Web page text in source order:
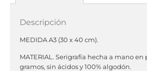
Descripción
MEDIDA A3 (30 x 40 cm).
MATERIAL. Serigrafía hecha a mano en
gramos, sin ácidos y 100% algodón.